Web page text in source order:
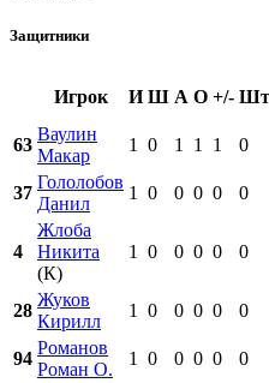
Защитники
Игрок И Ш А О +/-
63
Ваулин
Макар
1 0 1 1 1 0
37
Гололобов
Данил
1 0 0 0 0 0
4
Жлоба
Никита
(К)
1 0 0 0 0 0
28
Жуков
Кирилл
1 0 0 0 0 0
94
Романов
Роман О.
1 0 0 0 0 0